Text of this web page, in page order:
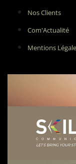
Nos Clients
Com'Actualité
Mentions